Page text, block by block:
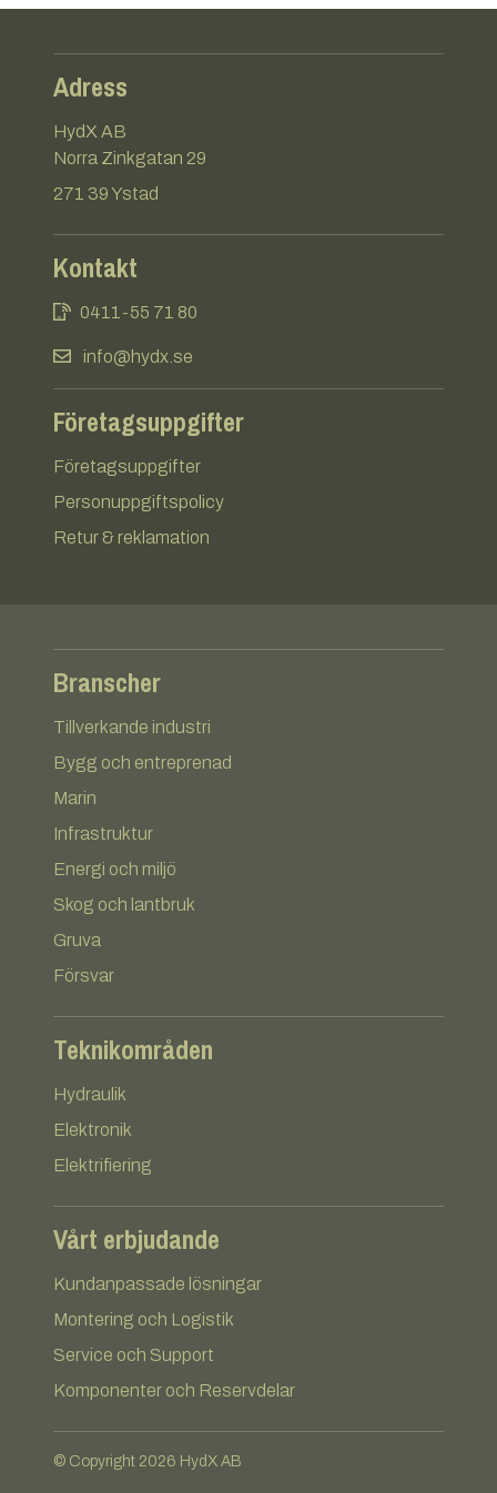
Adress
HydX AB
Norra Zinkgatan 29
271 39 Ystad
Kontakt
0411-55 71 80
info@hydx.se
Företagsuppgifter
Företagsuppgifter
Personuppgiftspolicy
Retur & reklamation
Branscher
Tillverkande industri
Bygg och entreprenad
Marin
Infrastruktur
Energi och miljö
Skog och lantbruk
Gruva
Försvar
Teknikområden
Hydraulik
Elektronik
Elektrifiering
Vårt erbjudande
Kundanpassade lösningar
Montering och Logistik
Service och Support
Komponenter och Reservdelar
© Copyright 2026 HydX AB